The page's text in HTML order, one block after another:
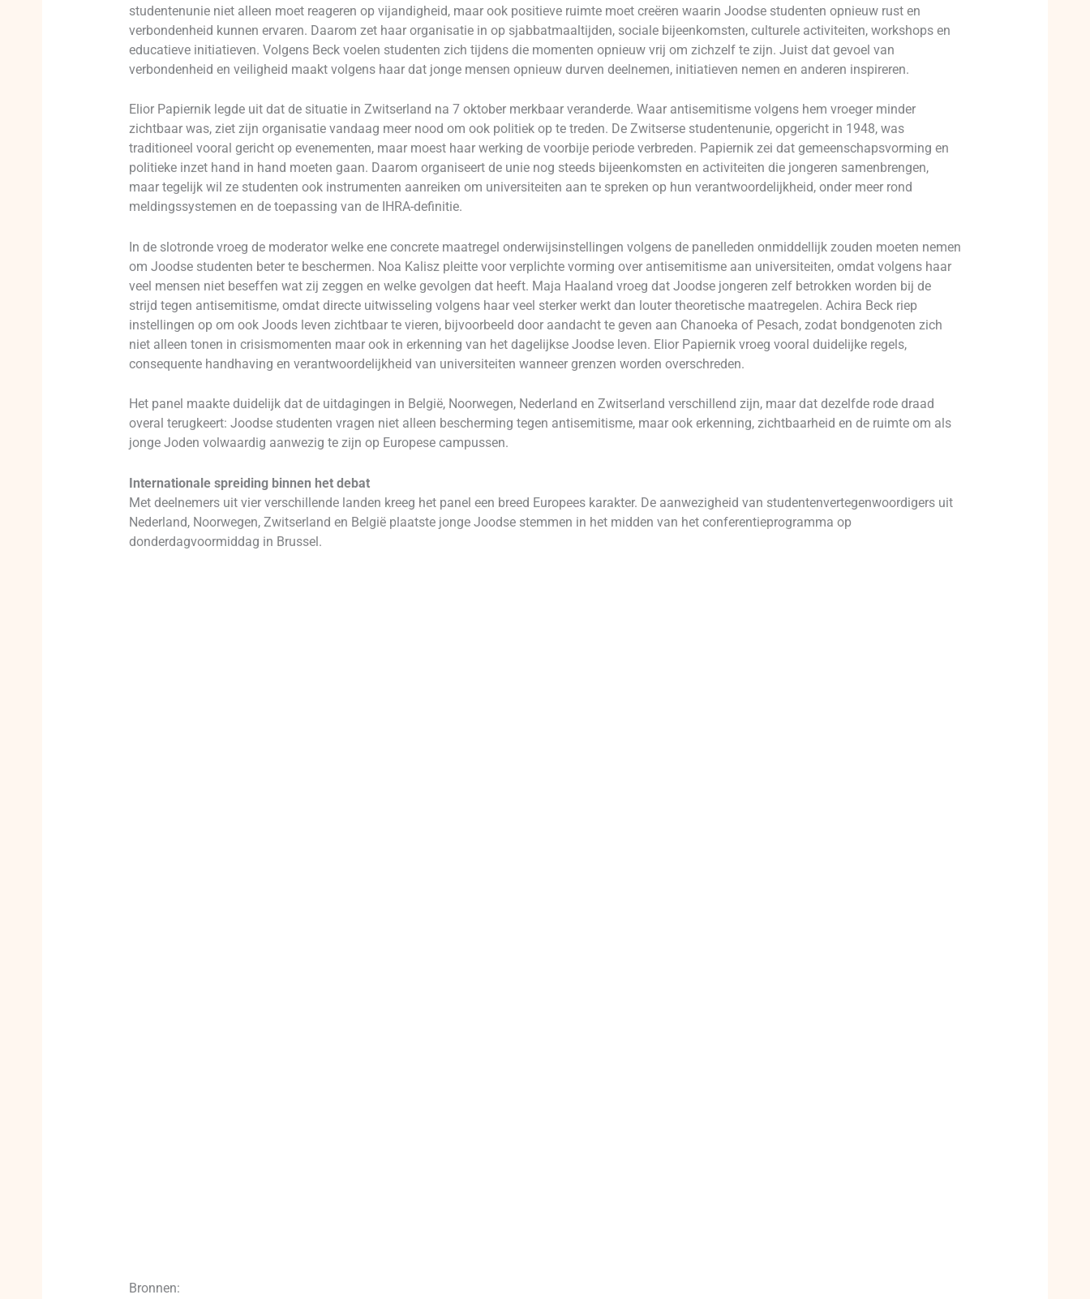
studentenunie niet alleen moet reageren op vijandigheid, maar ook positieve ruimte moet creëren waarin Joodse studenten opnieuw rust en
verbondenheid kunnen ervaren. Daarom zet haar organisatie in op sjabbatmaaltijden, sociale bijeenkomsten, culturele activiteiten, workshops en
educatieve initiatieven. Volgens Beck voelen studenten zich tijdens die momenten opnieuw vrij om zichzelf te zijn. Juist dat gevoel van
verbondenheid en veiligheid maakt volgens haar dat jonge mensen opnieuw durven deelnemen, initiatieven nemen en anderen inspireren.
Elior Papiernik legde uit dat de situatie in Zwitserland na 7 oktober merkbaar veranderde. Waar antisemitisme volgens hem vroeger minder
zichtbaar was, ziet zijn organisatie vandaag meer nood om ook politiek op te treden. De Zwitserse studentenunie, opgericht in 1948, was
traditioneel vooral gericht op evenementen, maar moest haar werking de voorbije periode verbreden. Papiernik zei dat gemeenschapsvorming en
politieke inzet hand in hand moeten gaan. Daarom organiseert de unie nog steeds bijeenkomsten en activiteiten die jongeren samenbrengen,
maar tegelijk wil ze studenten ook instrumenten aanreiken om universiteiten aan te spreken op hun verantwoordelijkheid, onder meer rond
meldingssystemen en de toepassing van de IHRA-definitie.
In de slotronde vroeg de moderator welke ene concrete maatregel onderwijsinstellingen volgens de panelleden onmiddellijk zouden moeten nemen
om Joodse studenten beter te beschermen. Noa Kalisz pleitte voor verplichte vorming over antisemitisme aan universiteiten, omdat volgens haar
veel mensen niet beseffen wat zij zeggen en welke gevolgen dat heeft. Maja Haaland vroeg dat Joodse jongeren zelf betrokken worden bij de
strijd tegen antisemitisme, omdat directe uitwisseling volgens haar veel sterker werkt dan louter theoretische maatregelen. Achira Beck riep
instellingen op om ook Joods leven zichtbaar te vieren, bijvoorbeeld door aandacht te geven aan Chanoeka of Pesach, zodat bondgenoten zich
niet alleen tonen in crisismomenten maar ook in erkenning van het dagelijkse Joodse leven. Elior Papiernik vroeg vooral duidelijke regels,
consequente handhaving en verantwoordelijkheid van universiteiten wanneer grenzen worden overschreden.
Het panel maakte duidelijk dat de uitdagingen in België, Noorwegen, Nederland en Zwitserland verschillend zijn, maar dat dezelfde rode draad
overal terugkeert: Joodse studenten vragen niet alleen bescherming tegen antisemitisme, maar ook erkenning, zichtbaarheid en de ruimte om als
jonge Joden volwaardig aanwezig te zijn op Europese campussen.
Internationale spreiding binnen het debat
Met deelnemers uit vier verschillende landen kreeg het panel een breed Europees karakter. De aanwezigheid van studentenvertegenwoordigers uit
Nederland, Noorwegen, Zwitserland en België plaatste jonge Joodse stemmen in het midden van het conferentieprogramma op
donderdagvoormiddag in Brussel.
Bronnen: